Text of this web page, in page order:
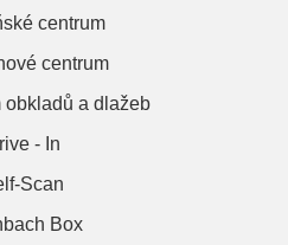
centrum
centrum
obkladů a dlažeb
- In
Scan
Box